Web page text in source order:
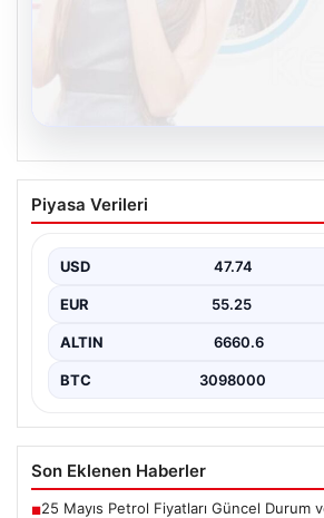
Kelebek.Org İle Sanal
Adresi Ve Muhabbet
oluşturması kritik bir hassasiyet
çeşitli…
Piyasa Verileri
USD 47.74
EUR 55.25
ALTIN 6660.6
BTC 3098000
Son Eklenen Haberler
■25 Mayıs Petrol Fiyatları Güncel Durum